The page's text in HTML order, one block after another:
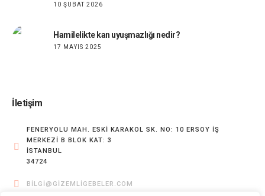
10 ŞUBAT 2026
Hamilelikte kan uyuşmazlığı nedir?
17 MAYIS 2025
İletişim
FENERYOLU MAH. ESKI KARAKOL SK. NO: 10 ERSOY İŞ
MERKEZI B BLOK KAT: 3
İSTANBUL
34724
BILGI@GIZEMLIGEBELER.COM